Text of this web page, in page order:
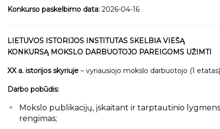
Konkurso paskelbimo data: 2026-04-16
LIETUVOS ISTORIJOS INSTITUTAS SKELBIA VIEŠĄ
KONKURSĄ MOKSLO DARBUOTOJO PAREIGOMS UŽIMTI
XX a. istorijos skyriuje – vyriausiojo mokslo darbuotojo (1 etatas)
Darbo pobūdis:
Mokslo publikacijų, įskaitant ir tarptautinio
rengimas;